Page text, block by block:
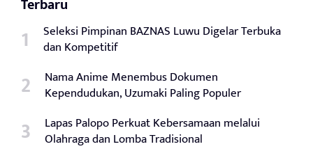
Terbaru
Seleksi Pimpinan BAZNAS Luwu Digelar Terbuka
dan Kompetitif
Nama Anime Menembus Dokumen
Kependudukan, Uzumaki Paling Populer
Lapas Palopo Perkuat Kebersamaan melalui
Olahraga dan Lomba Tradisional